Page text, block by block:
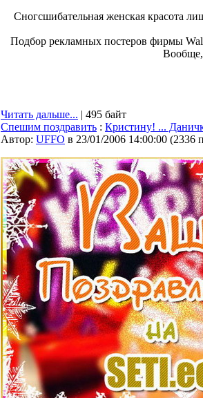
Сногсшибательная женская красота
Подбор рекламных постеров фирмы
Вообще,
Читать дальше... | 495 байт
Спешим поздравить : Кристину! ...
Автор: UFFO в 23/01/2006 14:00:00 (2336